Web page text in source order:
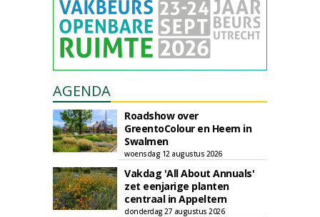
AGENDA
Roadshow over
GreentoColour en Heem in
Swalmen
woensdag 12 augustus 2026
Vakdag 'All About Annuals'
zet eenjarige planten
centraal in Appeltern
donderdag 27 augustus 2026